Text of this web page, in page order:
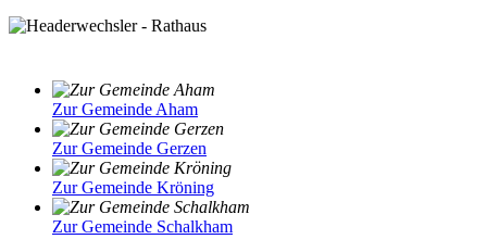
Zur Gemeinde Aham
Zur Gemeinde Gerzen
Zur Gemeinde Kröning
Zur Gemeinde Schalkham